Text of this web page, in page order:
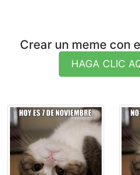
Crear un meme con
HAGA CLIC